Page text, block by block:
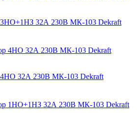
3НО+1НЗ 32А 230В МК-103 Dekraft
4НО 32А 230В МК-103 Dekraft